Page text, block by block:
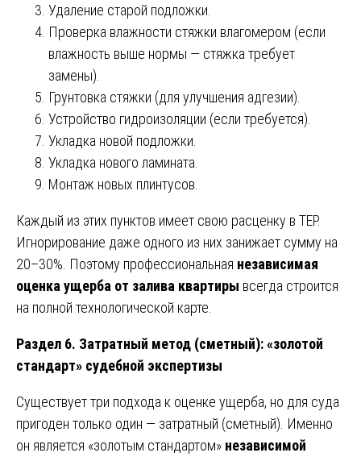
Удаление старой подложки.
Проверка влажности стяжки влагомером (если
влажность выше нормы — стяжка требует
замены).
Грунтовка стяжки (для улучшения адгезии).
Устройство гидроизоляции (если требуется).
Укладка новой подложки.
Укладка нового ламината.
Монтаж новых плинтусов.
Каждый из этих пунктов имеет свою расценку в ТЕР.
Игнорирование даже одного из них занижает сумму на
20–30%. Поэтому профессиональная независимая
оценка ущерба от залива квартиры всегда строится
на полной технологической карте.
Раздел 6. Затратный метод (сметный): «золотой
стандарт» судебной экспертизы
Существует три подхода к оценке ущерба, но для суда
пригоден только один — затратный (сметный). Именно
он является «золотым стандартом» независимой